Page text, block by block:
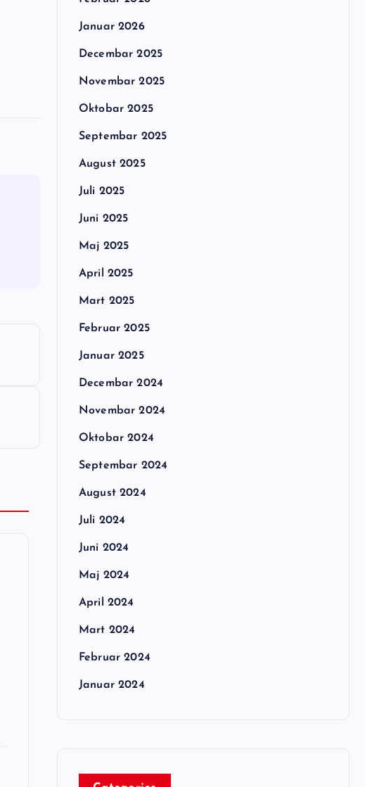
Januar 2026
Decembar 2025
Novembar 2025
Oktobar 2025
Septembar 2025
August 2025
Juli 2025
Juni 2025
Maj 2025
April 2025
Mart 2025
Februar 2025
Januar 2025
Decembar 2024
Novembar 2024
Oktobar 2024
Septembar 2024
August 2024
Juli 2024
Juni 2024
Maj 2024
April 2024
Mart 2024
Februar 2024
Januar 2024